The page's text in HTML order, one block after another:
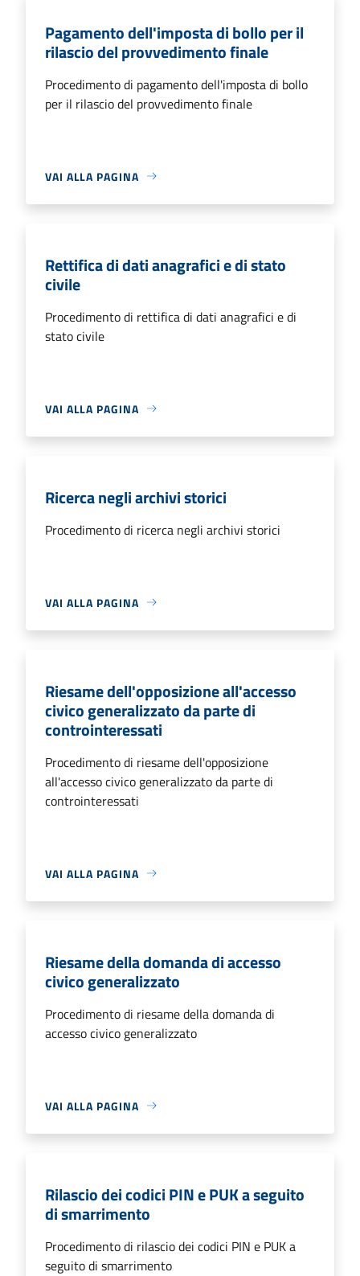
Pagamento dell'imposta di bollo per il
rilascio del provvedimento finale
Procedimento di pagamento dell'imposta di bollo
per il rilascio del provvedimento finale
VAI ALLA PAGINA
Rettifica di dati anagrafici e di stato
civile
Procedimento di rettifica di dati anagrafici e di
stato civile
VAI ALLA PAGINA
Ricerca negli archivi storici
Procedimento di ricerca negli archivi storici
VAI ALLA PAGINA
Riesame dell'opposizione all'accesso
civico generalizzato da parte di
controinteressati
Procedimento di riesame dell'opposizione
all'accesso civico generalizzato da parte di
controinteressati
VAI ALLA PAGINA
Riesame della domanda di accesso
civico generalizzato
Procedimento di riesame della domanda di
accesso civico generalizzato
VAI ALLA PAGINA
Rilascio dei codici PIN e PUK a seguito
di smarrimento
Procedimento di rilascio dei codici PIN e PUK a
seguito di smarrimento